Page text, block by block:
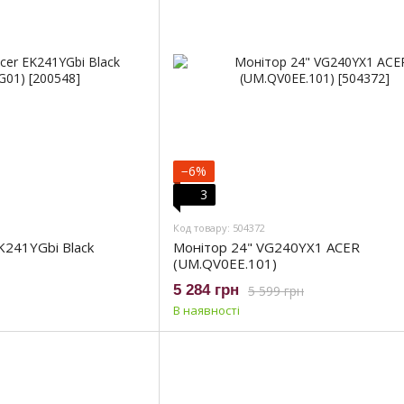
Black
−6%
3
Код товару: 504372
Монітор 24" VG240YX1 ACER
(UM.QV0EE.101)
5 599 грн
5 284 грн
В наявності